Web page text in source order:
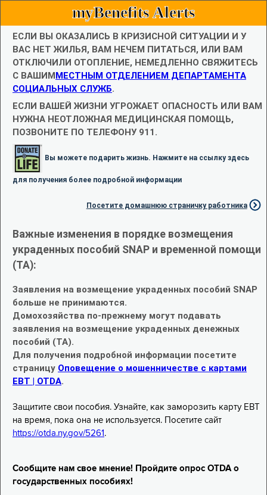
myBenefits Alerts
ЕСЛИ ВЫ ОКАЗАЛИСЬ В КРИЗИСНОЙ СИТУАЦИИ И У
ВАС НЕТ ЖИЛЬЯ, ВАМ НЕЧЕМ ПИТАТЬСЯ, ИЛИ ВАМ
ОТКЛЮЧИЛИ ОТОПЛЕНИЕ, НЕМЕДЛЕННО СВЯЖИТЕСЬ
С ВАШИММЕСТНЫМ ОТДЕЛЕНИЕМ ДЕПАРТАМЕНТА
СОЦИАЛЬНЫХ СЛУЖБ.
ЕСЛИ ВАШЕЙ ЖИЗНИ УГРОЖАЕТ ОПАСНОСТЬ ИЛИ ВАМ
НУЖНА НЕОТЛОЖНАЯ МЕДИЦИНСКАЯ ПОМОЩЬ,
ПОЗВОНИТЕ ПО ТЕЛЕФОНУ 911.
Вы можете подарить жизнь. Нажмите на ссылку здесь
для получения более подробной информации
Посетите домашнюю страничку работника
Важные изменения в порядке возмещения
украденных пособий SNAP и временной помощи
(TA):
Заявления на возмещение украденных пособий SNAP
больше не принимаются.
Домохозяйства по-прежнему могут подавать
заявления на возмещение украденных денежных
пособий (TA).
Для получения подробной информации посетите
страницу Оповещение о мошенничестве с картами
EBT | OTDA.
Защитите свои пособия. Узнайте, как заморозить карту EBT
на время, пока она не используется. Посетите сайт
https://otda.ny.gov/5261 .
Сообщите нам свое мнение! Пройдите опрос OTDA о
государственных пособиях!